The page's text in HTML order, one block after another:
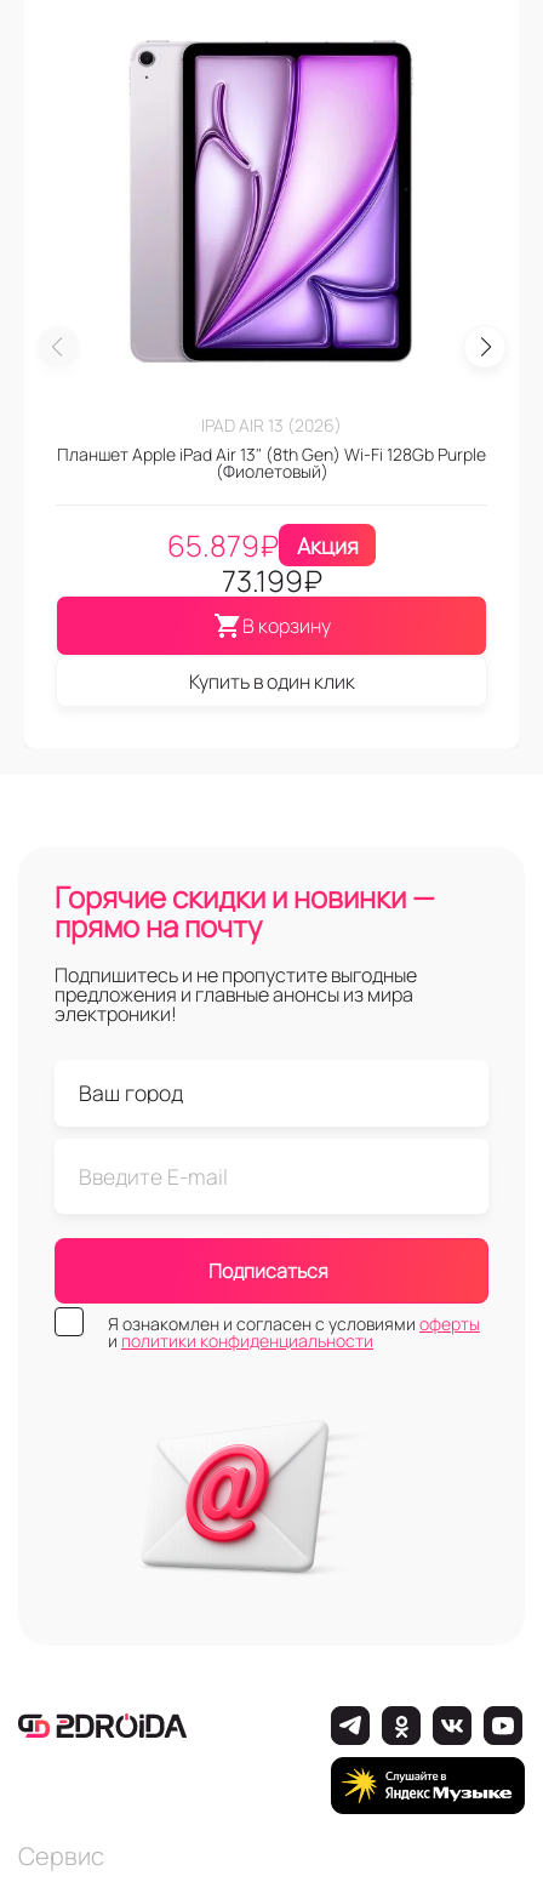
IPAD AIR 13 (2026)
Планшет Apple iPad Air 13" (8th Gen) Wi-Fi 128Gb Purple
(Фиолетовый)
65.879₽ Акция
73.199₽
В корзину
Купить в один клик
Горячие скидки и новинки —
прямо на почту
Подпишитесь и не пропустите выгодные
предложения и главные анонсы из мира
электроники!
Подписаться
Я ознакомлен и согласен с условиями оферты
и политики конфиденциальности
Сервис